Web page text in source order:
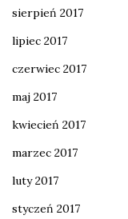
sierpień 2017
lipiec 2017
czerwiec 2017
maj 2017
kwiecień 2017
marzec 2017
luty 2017
styczeń 2017